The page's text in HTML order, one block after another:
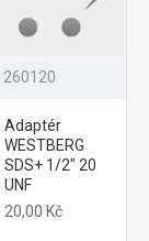
260120
Adaptér
WESTBERG
SDS+ 1/2" 20
UNF
20,00 Kč